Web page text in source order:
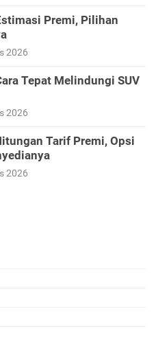
Premi, Pilihan
2026
Tepat Melindungi SUV
2026
Tarif Premi, Opsi
2026